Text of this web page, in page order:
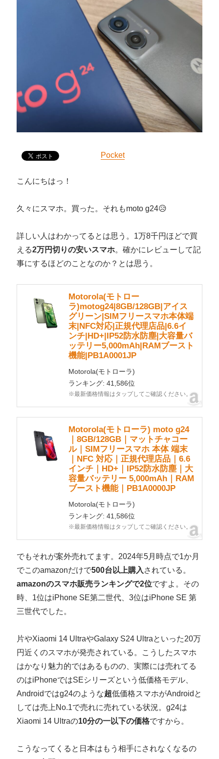
Pocket
こんにちはっ！
久々にスマホ。買った。それもmoto g24😥
詳しい人はわかってるとは思う。1万8千円ほどで買
える2万円切りの安いスマホ。確かにレビューして記
事にするほどのことなのか？とは思う。
Motorola(モトロー
ラ)motog24|8GB/128GB|アイス
グリーン|SIMフリースマホ本体端
末|NFC対応|正規代理店品|6.6イ
ンチ|HD+|IP52防水防塵|大容量バ
ッテリー5,000mAh|RAMブースト
機能|PB1A0001JP
Motorola(モトローラ)
ランキング: 41,586位
※最新価格情報はタップしてご確認ください。
Motorola(モトローラ) moto g24
｜8GB/128GB｜マットチャコー
ル｜SIMフリースマホ 本体 端末
｜NFC 対応｜正規代理店品｜6.6
インチ｜HD+｜IP52防水防塵｜大
容量バッテリー 5,000mAh｜RAM
ブースト機能｜PB1A0000JP
Motorola(モトローラ)
ランキング: 41,586位
※最新価格情報はタップしてご確認ください。
でもそれが案外売れてます。2024年5月時点で1か月
でこのamazonだけで500台以上購入 されている。
amazonのスマホ販売ランキングで2位ですよ。その
時、1位はiPhone SE第二世代、3位はiPhone SE 第
三世代でした。
片やXiaomi 14 UltraやGalaxy S24 Ultraといった20万
円近くのスマホが発売されている。こうしたスマホ
はかなり魅力的ではあるものの、実際には売れてる
のはiPhoneではSEシリーズという低価格モデル、
Androidではg24のような超低価格スマホがAndroidと
しては売上No.1で売れに売れている状況。g24は
Xiaomi 14 Ultraの10分の一以下の価格ですから。
こうなってくると日本はもう相手にされなくなるの